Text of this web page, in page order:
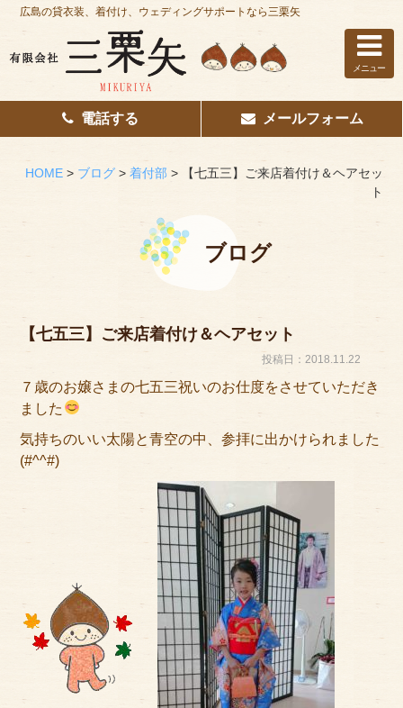
ホーム
はじめての方へ
着付け/教室
アクセス
サイズのはかり方
今月のオススメ衣装
成人式特設ページ
広島の貸衣装、着付け、ウェディングサポートなら三栗矢
メニュー
電話する メールフォーム
HOME> ブログ> 着付部 >
【七五三】ご来店着付け＆ヘアセッ
ト
ブログ
【七五三】ご来店着付け＆ヘアセット
投稿日：2018.11.22
７歳のお嬢さまの七五三祝いのお仕度をさせていただき
ました
気持ちのいい太陽と青空の中、参拝に出かけられました
(#^^#)